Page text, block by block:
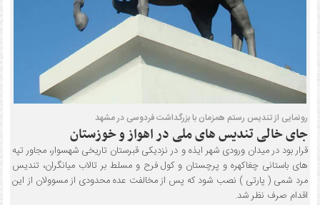
رونمایی از تندیس رستم همزمان با بزرگداشت فردوسی در مشهد
جای خالی تندیس های ملی در اهواز و خوزستان
قرار بود در میدان ورودی شهر ایذه و در نزدیکی قبرستان تاریخی شهسوار، مجاور تپه
های باستانی چغاکهره و پرچستان و کول فرح و مسلط بر تالاب میانگران، تندیس
مرد شمی ( پارتی ) نصب شود که پس از مخالفت عده محدودی از مسوولان از این
اقدام صرف نظر شد.